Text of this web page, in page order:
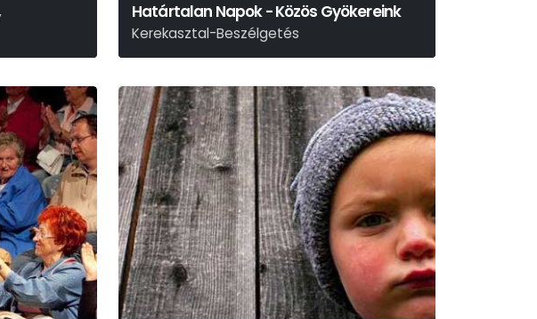
Határtalan Napok - Közös Gyökereink
Kerekasztal-Beszélgetés